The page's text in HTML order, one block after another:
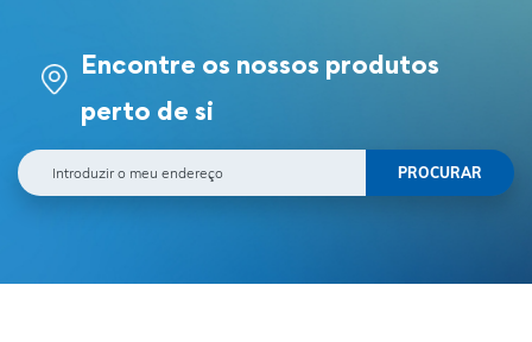
Encontre os nossos produtos
perto de si